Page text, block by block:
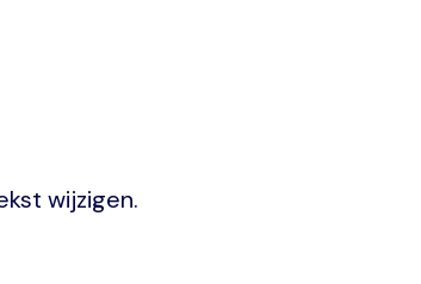
wijzigen.